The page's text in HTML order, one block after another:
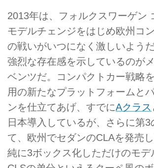
2013年は、フォルクスワーゲン
モデルチェンジをはじめ欧州コ
の戦いがいつになく激しいよう
強烈な存在感を示しているのが
ベンツだ。コンパクトカー戦略
用の新たなプラットフォームと
ンを仕立てあげ、すでにAクラス
日本導入しているが、さらに第3
て、欧州でセダンのCLAを発売
純に3ボックス化しただけのモデ